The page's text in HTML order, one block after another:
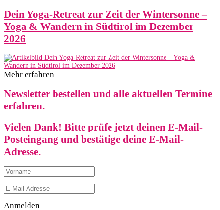
Dein Yoga-Retreat zur Zeit der Wintersonne –
Yoga & Wandern in Südtirol im Dezember
2026
Mehr erfahren
Newsletter bestellen und alle aktuellen Termine
erfahren.
Vielen Dank! Bitte prüfe jetzt deinen E-Mail-
Posteingang und bestätige deine E-Mail-
Adresse.
Anmelden